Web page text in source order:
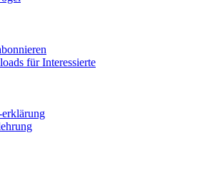
für Interessierte